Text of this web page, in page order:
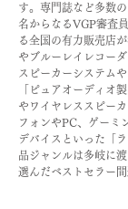
す。専門誌など多数
名からなるVGP審査
る全国の有力販売店
やブルーレイレコー
スピーカーシステム
「ピュアオーディオ
やワイヤレススピー
フォンやPC、ゲーミ
デバイスといった「
品ジャンルは多岐に
選んだベストセラー